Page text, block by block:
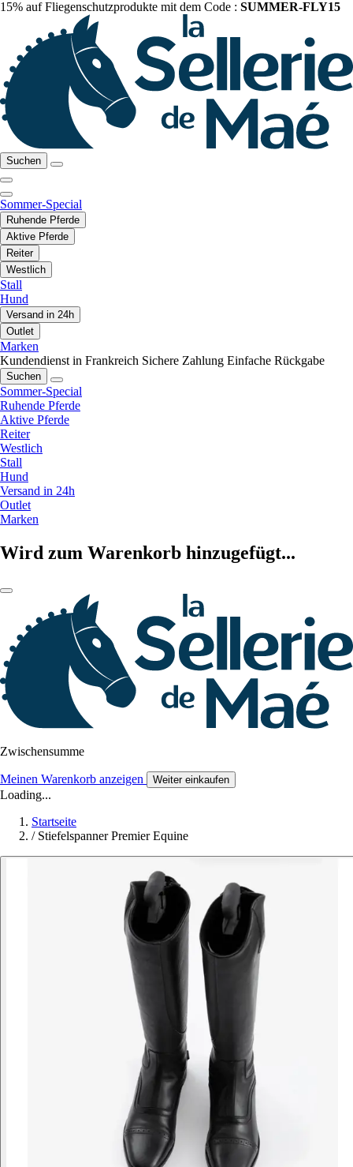
15% auf Fliegenschutzprodukte mit dem Code : SUMMER-FLY15
Suchen
Sommer-Special
Ruhende Pferde
Aktive Pferde
Reiter
Westlich
Stall
Hund
Versand in 24h
Outlet
Marken
Kundendienst in Frankreich Sichere Zahlung Einfache Rückgabe
Suchen
Sommer-Special
Ruhende Pferde
Aktive Pferde
Reiter
Westlich
Stall
Hund
Versand in 24h
Outlet
Marken
Wird zum Warenkorb hinzugefügt...
Zwischensumme
Meinen Warenkorb anzeigen Weiter einkaufen
Loading...
Startseite
/ Stiefelspanner Premier Equine